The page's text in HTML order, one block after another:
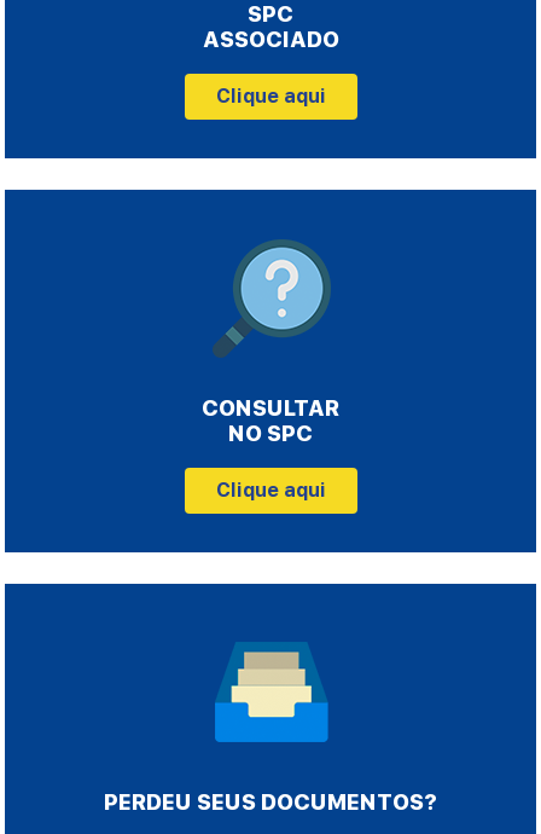
SPC
ASSOCIADO
Clique aqui
CONSULTAR
NO SPC
Clique aqui
PERDEU SEUS DOCUMENTOS?